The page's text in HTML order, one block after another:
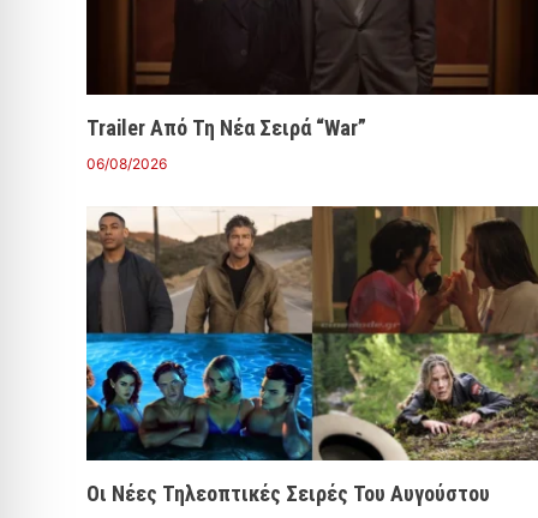
Trailer Από Τη Νέα Σειρά “War”
06/08/2026
Οι Νέες Τηλεοπτικές Σειρές Του Αυγούστου